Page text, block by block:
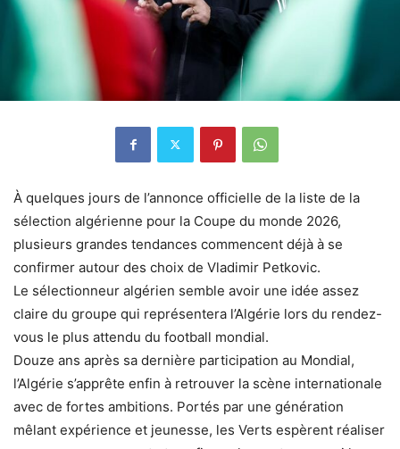
À quelques jours de l’annonce officielle de la liste de la
sélection algérienne pour la Coupe du monde 2026,
plusieurs grandes tendances commencent déjà à se
confirmer autour des choix de Vladimir Petkovic.
Le sélectionneur algérien semble avoir une idée assez
claire du groupe qui représentera l’Algérie lors du rendez-
vous le plus attendu du football mondial.
Douze ans après sa dernière participation au Mondial,
l’Algérie s’apprête enfin à retrouver la scène internationale
avec de fortes ambitions. Portés par une génération
mêlant expérience et jeunesse, les Verts espèrent réaliser